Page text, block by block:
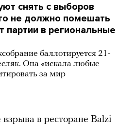
снять с выборов
не должно помешать
партии в региональные
баллотируется 21-
Она «искала любые
за мир
взрыва в ресторане Balzi